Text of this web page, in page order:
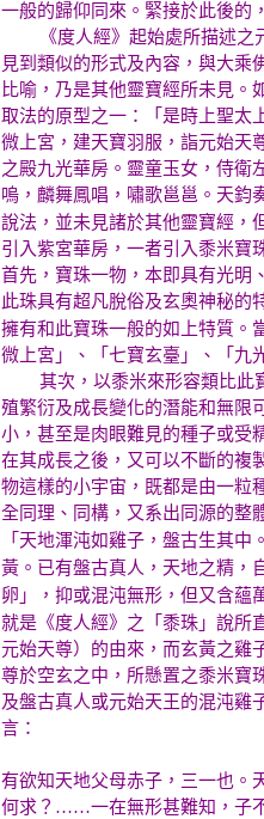
一般的歸仰同來。緊接於此後的
《度人經》起始處所描述之元
見到類似的形式及內容，與大乘
比喻，乃是其他靈寶經所未見。
取法的原型之一：「是時上聖
微上宮，建天寶羽服，詣元始天
之殿九光華房。靈童玉女，侍衛
嗚，麟舞鳳唱，嘯歌邕邕。天鈞
說法，並未見諸於其他靈寶經，
引入紫宮華房，一者引入黍米寶
首先，寶珠一物，本即具有光明
此珠具有超凡脫俗及玄奧神秘的
擁有和此寶珠一般的如上特質。
微上宮」、「七寶玄臺」、「九
其次，以黍米來形容類比此寶
殖繁衍及成長變化的潛能和無限
小，甚至是肉眼難見的種子或受
在其成長之後，又可以不斷的複
物這樣的小宇宙，既都是由一粒
全同理、同構，又系出同源的整
「天地渾沌如雞子，盤古生其中
黃。已有盤古真人，天地之精，
卵」，抑或混沌無形，但又含蘊
就是《度人經》之「黍珠」說所
元始天尊）的由來，而玄黃之雞
尊於空玄之中，所懸置之黍米寶
及盤古真人或元始天王的混沌雞
言：
有欲知天地父母赤子，三一也。
何求？……一在無形甚難知，子